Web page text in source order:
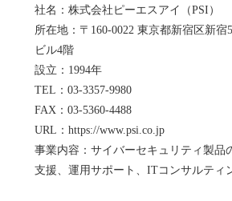
社名：株式会社ピーエスアイ（PSI）
所在地：〒160-0022 東京都新宿区新宿
ビル4階
設立：1994年
TEL：03-3357-9980
FAX：03-5360-4488
URL：https://www.psi.co.jp
事業内容：サイバーセキュリティ製品
支援、運用サポート、ITコンサルティ